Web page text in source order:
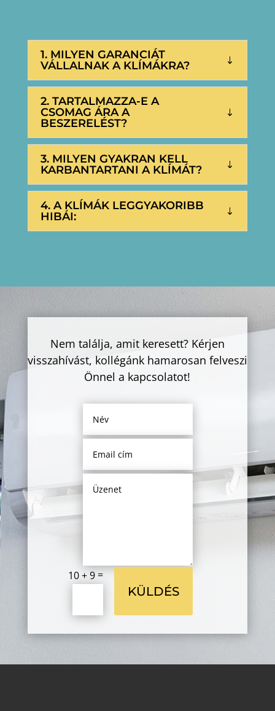
1. MILYEN GARANCIÁT
VÁLLALNAK A KLÍMÁKRA?
2. TARTALMAZZA-E A
CSOMAG ÁRA A
BESZERELÉST?
3. MILYEN GYAKRAN KELL
KARBANTARTANI A KLÍMÁT?
4. A KLÍMÁK LEGGYAKORIBB
HIBÁI:
Nem találja, amit keresett? Kérjen
visszahívást, kollégánk hamarosan felveszi
Önnel a kapcsolatot!
10 + 9=
KÜLDÉS